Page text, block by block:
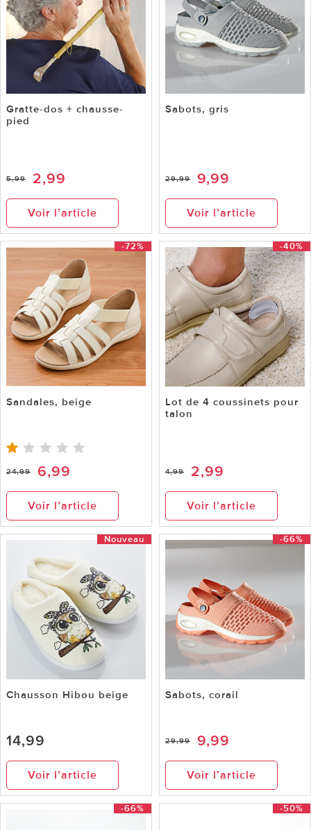
Gratte-dos + chausse-
pied
5,99 2,99
Voir l’article
Sabots, gris
29,99 9,99
Voir l’article
-72%
Sandales, beige
24,99 6,99
Voir l’article
-40%
Lot de 4 coussinets pour
talon
4,99 2,99
Voir l’article
Nouveau
Chausson Hibou beige
14,99
Voir l’article
-66%
Sabots, corail
29,99 9,99
Voir l’article
-66% -50%